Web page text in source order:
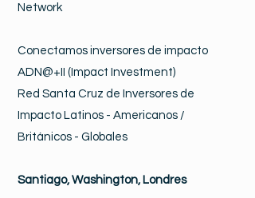
Network
Conectamos inversores de impacto
ADN@+II (Impact Investment)
Red Santa Cruz de Inversores de
Impacto Latinos - Americanos /
Británicos - Globales
Santiago, Washington, Londres